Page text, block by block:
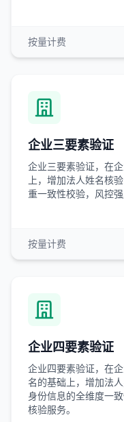
按量计费
企业三要素验证
企业三要素验证，在
上，增加法人姓名核
重一致性校验，风控
按量计费
企业四要素验证
企业四要素验证，在
名的基础上，增加法
身份信息的全维度一
核验服务。